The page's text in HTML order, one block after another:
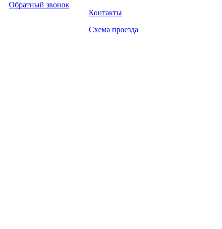
Обратный звонок
Контакты
Схема проезда